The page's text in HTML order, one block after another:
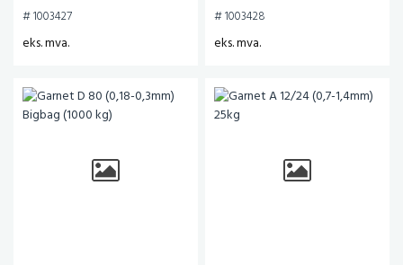
# 1003427
eks. mva.
# 1003428
eks. mva.